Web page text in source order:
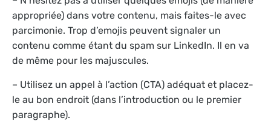
appropriée) dans votre contenu, mais faites-le avec
parcimonie. Trop d’emojis peuvent signaler un
contenu comme étant du spam sur LinkedIn. Il en va
de même pour les majuscules.
– Utilisez un appel à l’action (CTA) adéquat et placez-
le au bon endroit (dans l’introduction ou le premier
paragraphe).